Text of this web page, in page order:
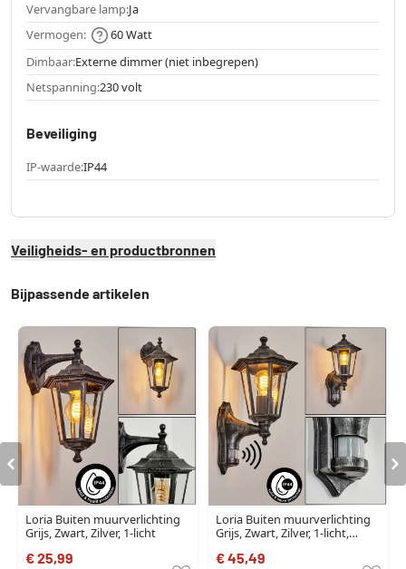
Vervangbare lamp:Ja
Vermogen:
60 Watt
Dimbaar:Externe dimmer (niet inbegrepen)
Netspanning:230 volt
Beveiliging
IP-waarde:IP44
Veiligheids- en productbronnen
Bijpassende artikelen
Loria Buiten muurverlichting
Grijs, Zwart, Zilver, 1-licht
€ 25,99
Loria Buiten muurverlichting
Grijs, Zwart, Zilver, 1-licht,
€ 45,49